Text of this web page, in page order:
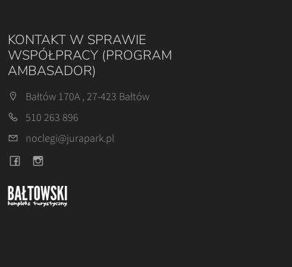
KONTAKT W SPRAWIE
WSPÓŁPRACY (PROGRAM
AMBASADOR)
Bałtów 170A , 27-423 Bałtów
510 263 896
noclegi@jurapark.pl